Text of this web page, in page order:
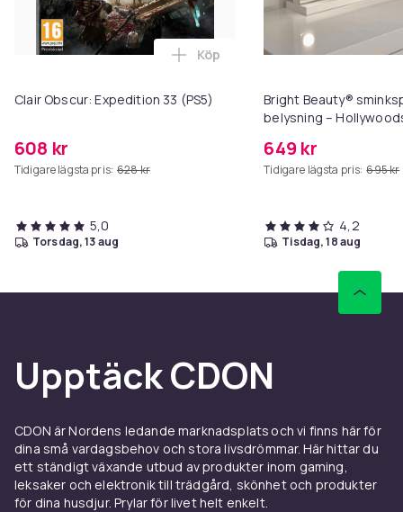
Clair Obscur: Expedition 33 (PS5)
608 kr
Tidigare lägsta pris: 628 kr
Lägg till Clair Obscur:
Köp
5,0
torsdag, 13 aug
Bright Beauty®
belysning –
ljusfärger – Dimbar –
USB-laddningsport –
649 kr
Tidigare lägsta pris: 695 kr
4,2
tisdag, 18 aug
Upptäck CDON
CDON är Nordens ledande marknadsplats och vi finns här för
dina små vardagsbehov och stora livsdrömmar. Här hittar du
ett ständigt växande utbud av produkter inom gaming,
leksaker och elektronik till trädgård, skönhet och produkter
för dina husdjur. Prylar för livet helt enkelt.